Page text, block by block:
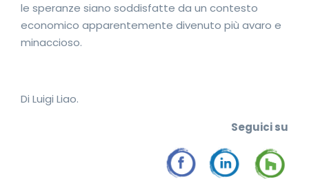
le speranze siano soddisfatte da un contesto
economico apparentemente divenuto più avaro e
minaccioso.
Di Luigi Liao.
Seguici su